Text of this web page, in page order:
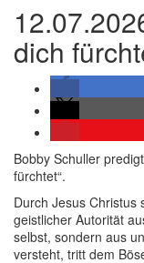
dich
Bobby Schuller
fürchtet“.
Durch Jesus Christus
geistlicher Autorität
selbst, sondern aus
versteht, tritt dem